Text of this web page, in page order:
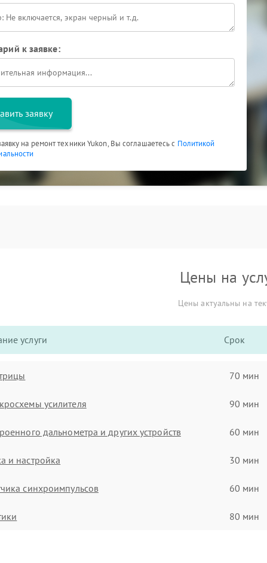
к заявке:
заявку
на ремонт техники Yukon, Вы соглашаетесь с Политикой
Цены на
Цены актуальны на
услуги Срок
70 мин
усилителя 90 мин
дальнометра и других устройств 60 мин
и настройка 30 мин
синхроимпульсов 60 мин
80 мин